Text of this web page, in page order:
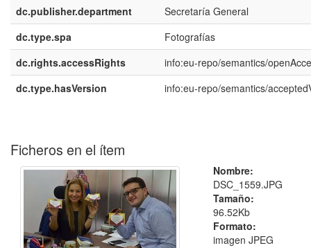
dc.publisher.department
Secretaría General
dc.type.spa
Fotografías
dc.rights.accessRights
info:eu-repo/semantics/
dc.type.hasVersion
info:eu-repo/semantics/
Ficheros en el ítem
Nombre:
DSC_1559.JPG
Tamaño:
96.52Kb
Formato:
imagen JPEG